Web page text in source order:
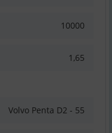
10000
1,65
Volvo Penta D2 - 55